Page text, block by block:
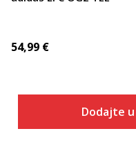
54,99 €
Dodajte u